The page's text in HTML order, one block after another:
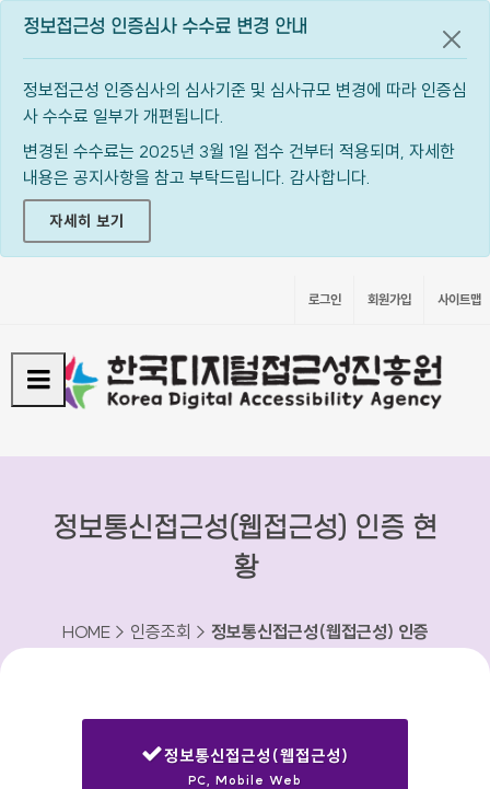
정보접근성 인증심사 수수료 변경 안내
정보접근성 인증심사의 심사기준 및 심사규모 변경에 따라 인증심
사 수수료 일부가 개편됩니다.
변경된 수수료는 2025년 3월 1일 접수 건부터 적용되며, 자세한
내용은 공지사항을 참고 부탁드립니다. 감사합니다.
자세히 보기
공지
로그인 회원가입 사이트맵
정보통신접근성(웹접근성) 인증 현
황
HOME > 인증조회 > 정보통신접근성(웹접근성) 인증
정보통신접근성(웹접근성)
PC, Mobile Web